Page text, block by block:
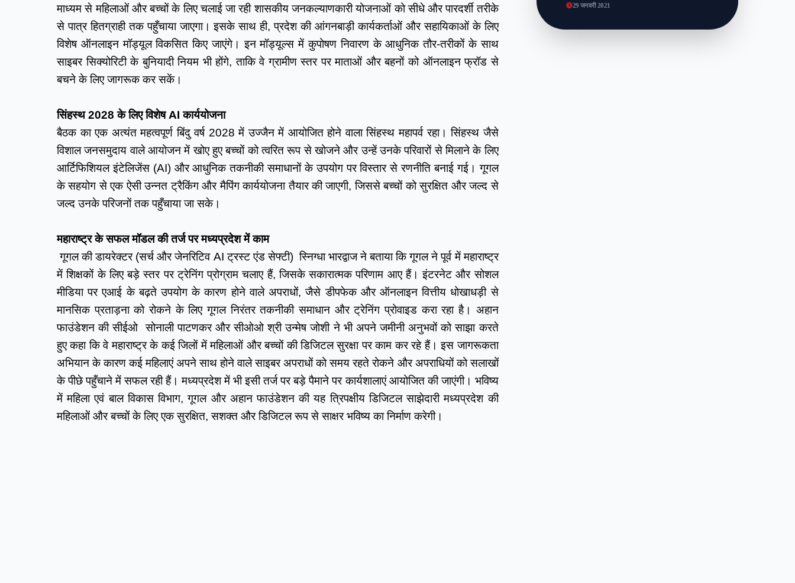
माध्यम से महिलाओं और बच्चों के लिए चलाई जा रही शासकीय जनकल्याणकारी योजनाओं को सीधे और पारदर्शी तरीके
से पात्र हितग्राही तक पहुँचाया जाएगा। इसके साथ ही, प्रदेश की आंगनबाड़ी कार्यकर्ताओं और सहायिकाओं के लिए
विशेष ऑनलाइन मॉड्यूल विकसित किए जाएंगे। इन मॉड्यूल्स में कुपोषण निवारण के आधुनिक तौर-तरीकों के साथ
साइबर सिक्योरिटी के बुनियादी नियम भी होंगे, ताकि वे ग्रामीण स्तर पर माताओं और बहनों को ऑनलाइन फ्रॉड से
बचने के लिए जागरूक कर सकें।
सिंहस्थ 2028 के लिए विशेष AI कार्ययोजना
बैठक का एक अत्यंत महत्वपूर्ण बिंदु वर्ष 2028 में उज्जैन में आयोजित होने वाला सिंहस्थ महापर्व रहा। सिंहस्थ जैसे
विशाल जनसमुदाय वाले आयोजन में खोए हुए बच्चों को त्वरित रूप से खोजने और उन्हें उनके परिवारों से मिलाने के लिए
आर्टिफिशियल इंटेलिजेंस (AI) और आधुनिक तकनीकी समाधानों के उपयोग पर विस्तार से रणनीति बनाई गई। गूगल
के सहयोग से एक ऐसी उन्नत ट्रैकिंग और मैपिंग कार्ययोजना तैयार की जाएगी, जिससे बच्चों को सुरक्षित और जल्द से
जल्द उनके परिजनों तक पहुँचाया जा सके।
महाराष्ट्र के सफल मॉडल की तर्ज पर मध्यप्रदेश में काम
गूगल की डायरेक्टर (सर्च और जेनरिटिव AI ट्रस्ट एंड सेफ्टी)  स्निग्धा भारद्वाज ने बताया कि गूगल ने पूर्व में महाराष्ट्र
में शिक्षकों के लिए बड़े स्तर पर ट्रेनिंग प्रोग्राम चलाए हैं, जिसके सकारात्मक परिणाम आए हैं। इंटरनेट और सोशल
मीडिया पर एआई के बढ़ते उपयोग के कारण होने वाले अपराधों, जैसे डीपफेक और ऑनलाइन वित्तीय धोखाधड़ी से
मानसिक प्रताड़ना को रोकने के लिए गूगल निरंतर तकनीकी समाधान और ट्रेनिंग प्रोवाइड करा रहा है। अहान
फाउंडेशन की सीईओ  सोनाली पाटणकर और सीओओ श्री उन्मेष जोशी ने भी अपने जमीनी अनुभवों को साझा करते
हुए कहा कि वे महाराष्ट्र के कई जिलों में महिलाओं और बच्चों की डिजिटल सुरक्षा पर काम कर रहे हैं। इस जागरूकता
अभियान के कारण कई महिलाएं अपने साथ होने वाले साइबर अपराधों को समय रहते रोकने और अपराधियों को सलाखों
के पीछे पहुँचाने में सफल रही हैं। मध्यप्रदेश में भी इसी तर्ज पर बड़े पैमाने पर कार्यशालाएं आयोजित की जाएंगी। भविष्य
में महिला एवं बाल विकास विभाग, गूगल और अहान फाउंडेशन की यह त्रिपक्षीय डिजिटल साझेदारी मध्यप्रदेश की
महिलाओं और बच्चों के लिए एक सुरक्षित, सशक्त और डिजिटल रूप से साक्षर भविष्य का निर्माण करेगी।
29 जनवरी 2021